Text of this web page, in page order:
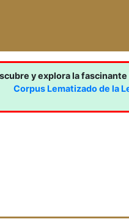
y explora la
Corpus Lematizado de la